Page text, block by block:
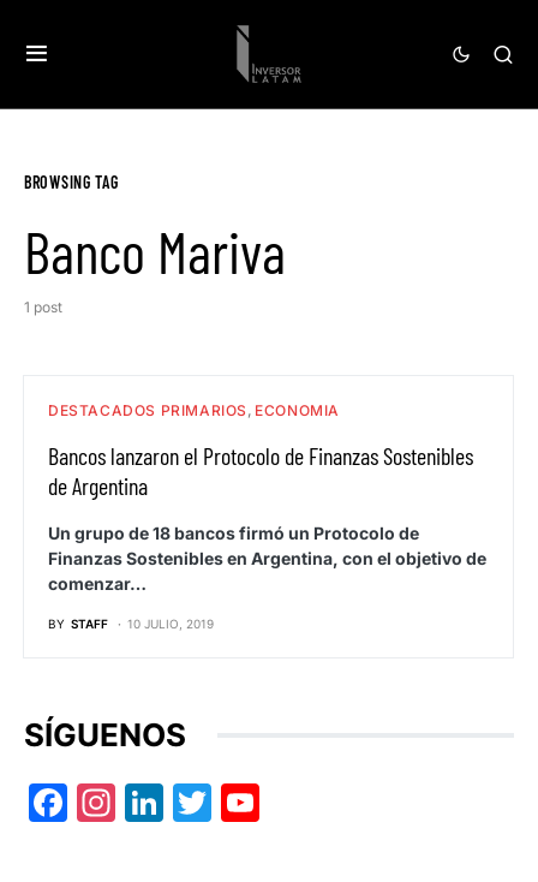
BROWSING TAG
Banco Mariva
1 post
DESTACADOS PRIMARIOS ECONOMIA
Bancos lanzaron el Protocolo de Finanzas Sostenibles
de Argentina
Un grupo de 18 bancos firmó un Protocolo de
Finanzas Sostenibles en Argentina, con el objetivo de
comenzar…
BY STAFF 10 JULIO, 2019
SÍGUENOS
Facebook
Instagram
LinkedIn
Twitter